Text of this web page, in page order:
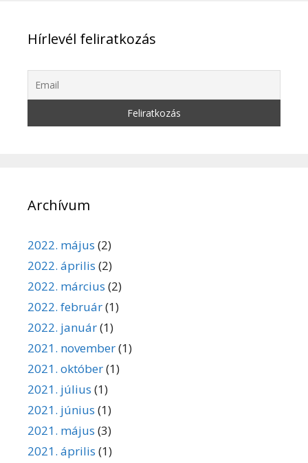
Hírlevél feliratkozás
Archívum
2022. május (2)
2022. április (2)
2022. március (2)
2022. február(1)
2022. január(1)
2021. november(1)
2021. október(1)
2021. július (1)
2021. június (1)
2021. május (3)
2021. április (1)